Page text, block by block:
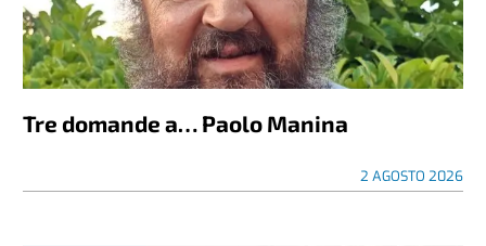
Tre domande a… Paolo Manina
2 AGOSTO 2026